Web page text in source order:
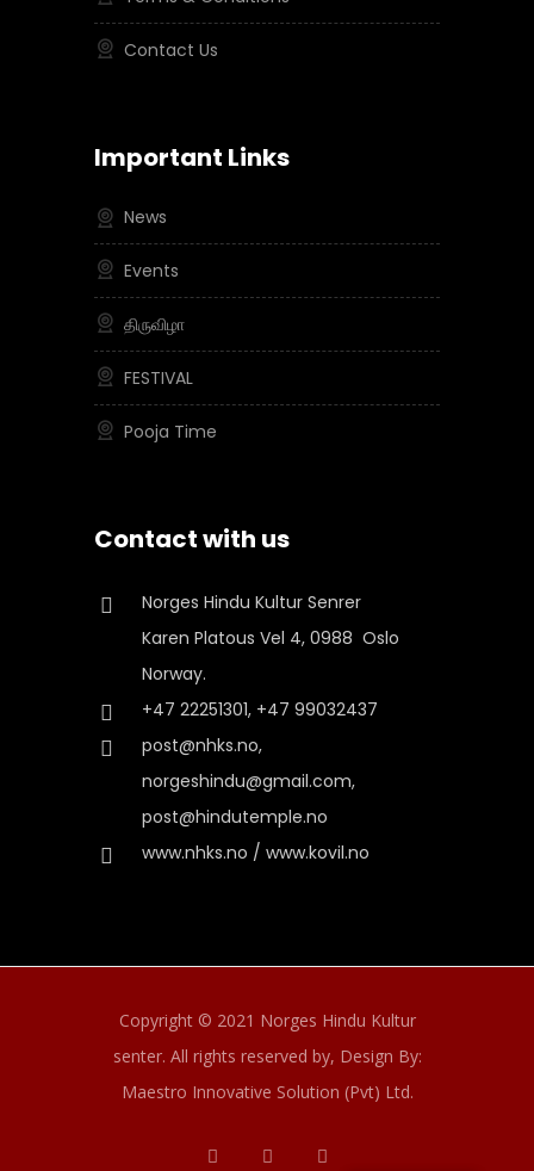
Contact Us
Important Links
News
Events
திருவிழா
FESTIVAL
Pooja Time
Contact with us
Norges Hindu Kultur Senrer
Karen Platous Vel 4, 0988 Oslo
Norway.
+47 22251301, +47 99032437
post@nhks.no,
norgeshindu@gmail.com,
post@hindutemple.no
www.nhks.no / www.kovil.no
Copyright © 2021 Norges Hindu Kultur
senter. All rights reserved by, Design By:
Maestro Innovative Solution (Pvt) Ltd.